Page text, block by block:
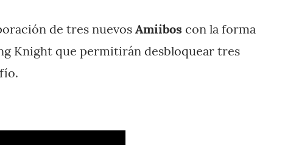
de tres nuevos Amiibos con la forma
Knight que permitirán desbloquear tres